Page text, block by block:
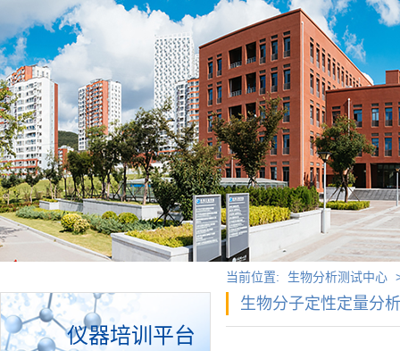
仪器培训平台
当前位置: 生物分析测试中心
生物分子定性定量分